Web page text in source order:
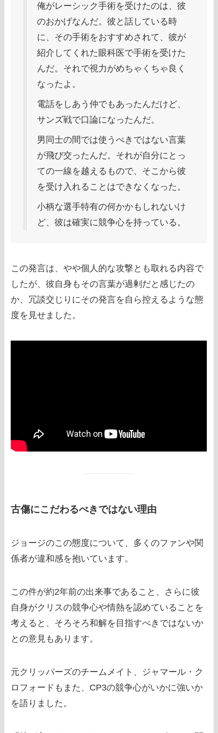
俺がレーシック手術を受けたのは、彼
のおかげなんだ。彼と話している時
に、その手術をおすすめされて、彼が
紹介してくれた眼科医で手術を受けた
んだ。それで視力がめちゃくちゃ良く
なったよ。
電話をしあう仲でもあったんだけど、
サンズ戦で口論になったんだ。
男同士の間では使うべきではない言葉
が飛び交ったんだ。それが自分にとっ
ての一線を越えるもので、そこから彼
を受け入れることはできなくなった。
小柄な選手特有の何かかもしれないけ
ど、彼は確実に競争心を持っている。
この発言は、やや個人的な攻撃とも取れる内容で
したが、彼自身もその言葉が過剰だと感じたの
か、冗談交じりにその発言を自ら控えるような態
度を見せました。
古傷にこだわるべきではない理由
ジョージのこの態度について、多くのファンや関
係者が違和感を抱いています。
この件が約2年前の出来事であること、さらに彼
自身がクリスの競争心や情熱を認めていることを
考えると、そろそろ和解を目指すべきではないか
との意見もあります。
元クリッパーズのチームメイト、ジャマール・ク
ロフォードもまた、CP3の競争心がいかに強いか
を語りました。